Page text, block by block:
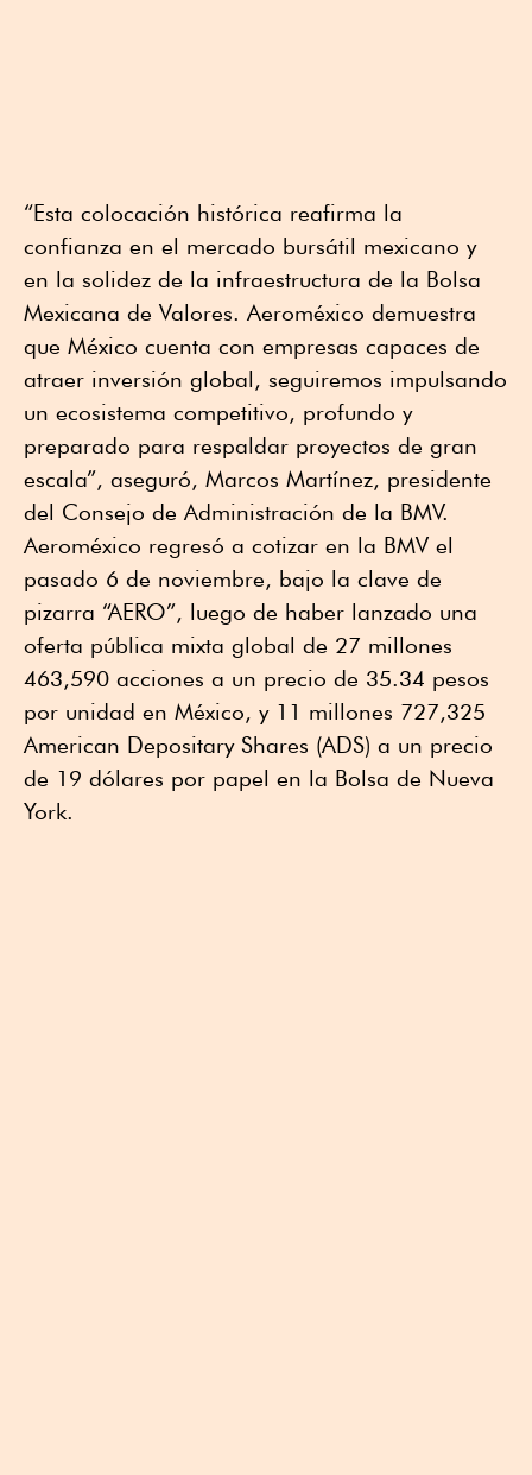
“Esta colocación histórica reafirma la
confianza en el mercado bursátil mexicano y
en la solidez de la infraestructura de la Bolsa
Mexicana de Valores. Aeroméxico demuestra
que México cuenta con empresas capaces de
atraer inversión global, seguiremos impulsando
un ecosistema competitivo, profundo y
preparado para respaldar proyectos de gran
escala”, aseguró, Marcos Martínez, presidente
del Consejo de Administración de la BMV.
Aeroméxico regresó a cotizar en la BMV el
pasado 6 de noviembre, bajo la clave de
pizarra “AERO”, luego de haber lanzado una
oferta pública mixta global de 27 millones
463,590 acciones a un precio de 35.34 pesos
por unidad en México, y 11 millones 727,325
American Depositary Shares (ADS) a un precio
de 19 dólares por papel en la Bolsa de Nueva
York.